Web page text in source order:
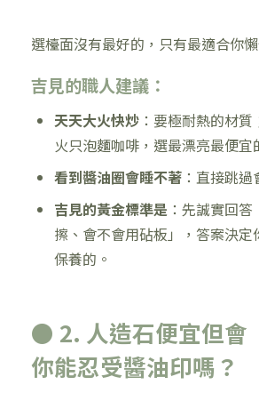
選檯面沒有最好的，只有最適合你
吉見的職人建議：
天天大火快炒：要極耐熱的材質
火只泡麵咖啡，選最漂亮最便宜
看到醬油圈會睡不著：直接跳過
吉見的黃金標準是：先誠實回答
擦、會不會用砧板」，答案決定
保養的。
● 2. 人造石便宜但會
你能忍受醬油印嗎？